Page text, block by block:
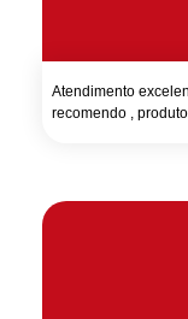
Atendimento
recomendo ,